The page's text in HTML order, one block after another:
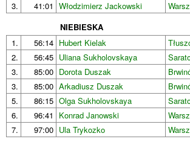
3.
41:01 Włodzimierz Jackowski
NIEBIESKA
1.
56:14 Hubert Kielak
2.
56:45 Uliana Sukholovskaya
3.
85:00 Dorota Duszak
3.
85:00 Arkadiusz Duszak
5.
86:15 Olga Sukholovskaya
6.
96:41 Konrad Janowski
7.
97:00 Ula Trykozko